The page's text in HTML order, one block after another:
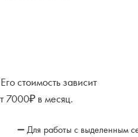
стоимость зависит
7000₽ в месяц.
➖ Для работы с выделенным